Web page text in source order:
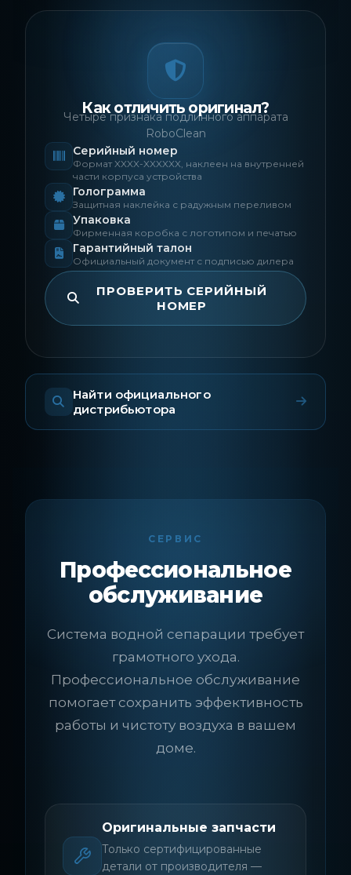
Как отличить оригинал?
Четыре признака подлинного аппарата
RoboClean
Серийный номер
Формат XXXX-XXXXXX, наклеен на внутренней
части корпуса устройства
Голограмма
Защитная наклейка с радужным переливом
Упаковка
Фирменная коробка с логотипом и печатью
Гарантийный талон
Официальный документ с подписью дилера
ПРОВЕРИТЬ СЕРИЙНЫЙ
НОМЕР
Найти официального
дистрибьютора
СЕРВИС
Профессиональное
обслуживание
Система водной сепарации требует
грамотного ухода.
Профессиональное обслуживание
помогает сохранить эффективность
работы и чистоту воздуха в вашем
доме.
Оригинальные запчасти
Только сертифицированные
детали от производителя —